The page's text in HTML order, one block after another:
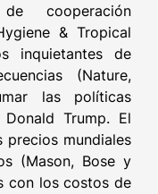
de cooperación
& Tropical
inquietantes de
(Nature,
las políticas
Trump. El
precios mundiales
(Mason, Bose y
con los costos de